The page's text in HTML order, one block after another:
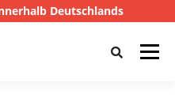
Deutschlands
Menü